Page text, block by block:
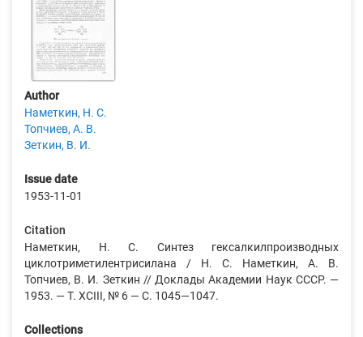
Author
Наметкин, Н. С.
Топчиев, А. В.
Зеткин, В. И.
Issue date
1953-11-01
Citation
Наметкин, Н. С. Синтез гексалкилпроизводных
циклотриметилентрисилана / Н. С. Наметкин, А. В.
Топчиев, В. И. Зеткин // Доклады Академии Наук СССР. —
1953. — Т. XСIII, № 6 — С. 1045—1047.
Collections